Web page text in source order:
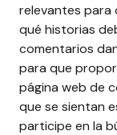
relevantes para
qué historias
comentarios
para que
página web de
que se sientan
participe en la